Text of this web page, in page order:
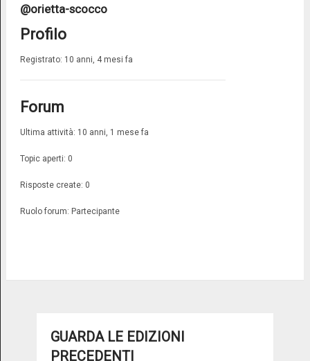
@orietta-scocco
Profilo
Registrato: 10 anni, 4 mesi fa
Forum
Ultima attività: 10 anni, 1 mese fa
Topic aperti: 0
Risposte create: 0
Ruolo forum: Partecipante
GUARDA LE EDIZIONI
PRECEDENTI